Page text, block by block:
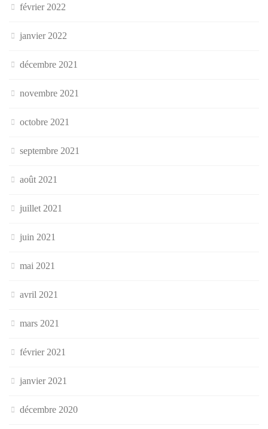
février 2022
janvier 2022
décembre 2021
novembre 2021
octobre 2021
septembre 2021
août 2021
juillet 2021
juin 2021
mai 2021
avril 2021
mars 2021
février 2021
janvier 2021
décembre 2020